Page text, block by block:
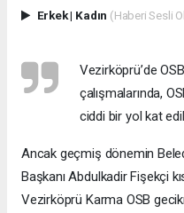
Erkek| Kadın (Haberi Sesli
Vezirköprü’de
çalışmalarında,
ciddi bir yol kat
Ancak geçmiş dönemin
Başkanı Abdulkadir Fişekçi
Vezirköprü Karma OSB